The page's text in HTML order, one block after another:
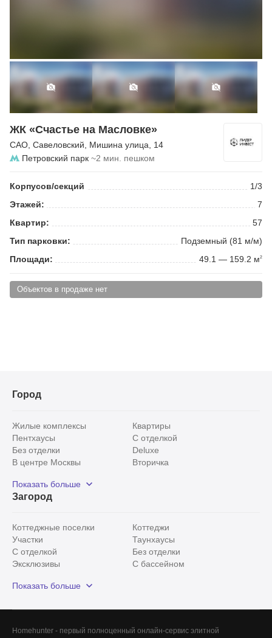
ЖК «Счастье на Масловке»
САО Савеловский Мишина улица , 14
Петровский парк ~2 мин. пешком
Корпусов/секций
1/3
Этажей:
7
Квартир:
57
Тип парковки:
Подземный (81 м/м)
Площади:
49.1 — 159.2 м2
Объектов в продаже нет
Город
Жилые комплексы
Квартиры
Пентхаусы
С отделкой
Без отделки
Deluxe
В центре Москвы
Вторичка
Рядом с парком
С панорамными окнами
Показать больше
Загород
Коттеджные поселки
Коттеджи
Участки
Таунхаусы
С отделкой
Без отделки
Эксклюзивы
С бассейном
Красногорский район
Показать больше
Homehunter - первый полноценный онлайн-сервис элитной